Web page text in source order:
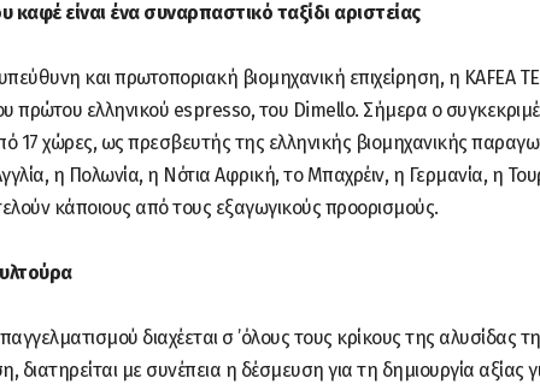
καφέ είναι ένα συναρπαστικό ταξίδι αριστείας
και πρωτοποριακή βιομηχανική επιχείρηση, η KAFEA
πρώτου ελληνικού espresso, του Dimello. Σήμερα ο
17 χώρες, ως πρεσβευτής της ελληνικής βιομηχανικής
η Πολωνία, η Νότια Αφρική, το Μπαχρέιν, η Γερμανία, η
κάποιους από τους εξαγωγικούς προορισμούς.
διαχέεται σ ’όλους τους κρίκους της αλυσίδας
με συνέπεια η δέσμευση για τη δημιουργία αξίας